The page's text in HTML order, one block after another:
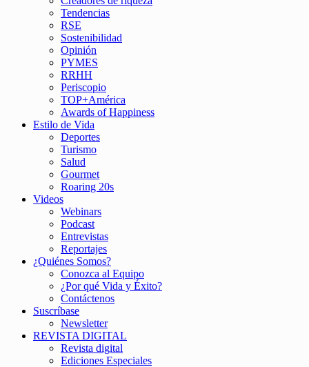
Tendencias
RSE
Sostenibilidad
Opinión
PYMES
RRHH
Periscopio
TOP+América
Awards of Happiness
Estilo de Vida
Deportes
Turismo
Salud
Gourmet
Roaring 20s
Videos
Webinars
Podcast
Entrevistas
Reportajes
¿Quiénes Somos?
Conozca al Equipo
¿Por qué Vida y Éxito?
Contáctenos
Suscríbase
Newsletter
REVISTA DIGITAL
Revista digital
Ediciones Especiales